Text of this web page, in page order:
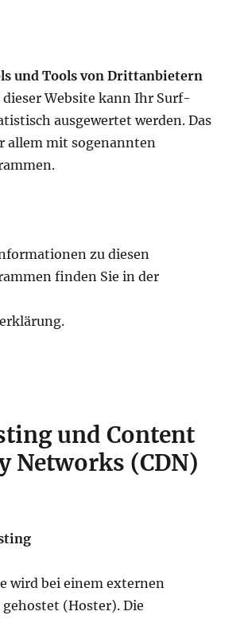
und Tools von Drittanbietern
dieser Website kann Ihr Surf-
ausgewertet werden. Das
allem mit sogenannten
zu diesen
finden Sie in der
und Content
Networks (CDN)
wird bei einem externen
(Hoster). Die